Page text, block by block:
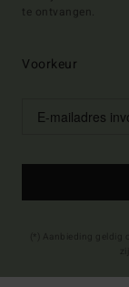
te ontvangen.
Voorkeur